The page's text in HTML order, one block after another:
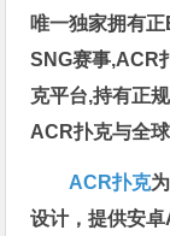
唯一独家拥有
SNG赛事,ACR
克平台,持有正
ACR扑克与全
ACR扑克为
设计，提供安